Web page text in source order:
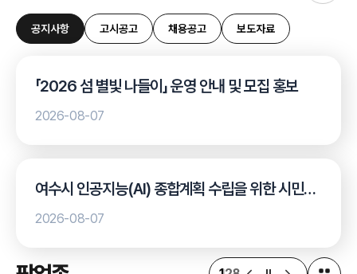
공지사항 고시공고 채용공고 보도자료
「2026 섬 별빛 나들이」 운영 안내 및 모집 홍보
2026-08-07
여수시 인공지능(AI) 종합계획 수립을 위한 시민
설문조사 안내
2026-08-07